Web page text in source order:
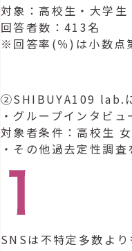
対象：高校生・大学
回答者数：413名
※回答率(％)は小数点
②SHIBUYA109 lab.
・グループインタビュ
対象者条件：高校生
・その他過去定性調
SNSは不特定多数よ